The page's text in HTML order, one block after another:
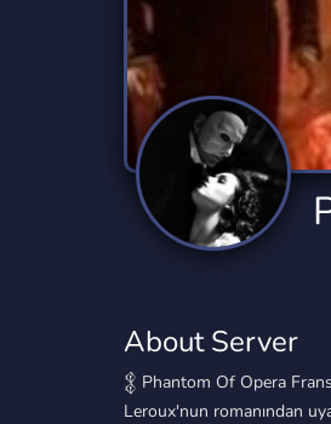
Technology
2,834 Servers
Twitch
359 Servers
YouTube
848 Servers
About Server
𒉭 Phantom Of Opera
Leroux'nun romanından